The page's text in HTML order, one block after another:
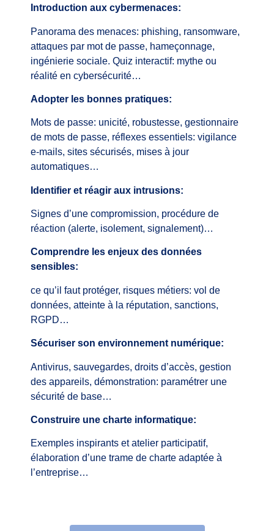
Introduction aux cybermenaces:
Panorama des menaces: phishing, ransomware,
attaques par mot de passe, hameçonnage,
ingénierie sociale. Quiz interactif: mythe ou
réalité en cybersécurité…
Adopter les bonnes pratiques:
Mots de passe: unicité, robustesse, gestionnaire
de mots de passe, réflexes essentiels: vigilance
e-mails, sites sécurisés, mises à jour
automatiques…
Identifier et réagir aux intrusions:
Signes d’une compromission, procédure de
réaction (alerte, isolement, signalement)…
Comprendre les enjeux des données
sensibles:
ce qu’il faut protéger, risques métiers: vol de
données, atteinte à la réputation, sanctions,
RGPD…
Sécuriser son environnement numérique:
Antivirus, sauvegardes, droits d’accès, gestion
des appareils, démonstration: paramétrer une
sécurité de base…
Construire une charte informatique:
Exemples inspirants et atelier participatif,
élaboration d’une trame de charte adaptée à
l’entreprise…